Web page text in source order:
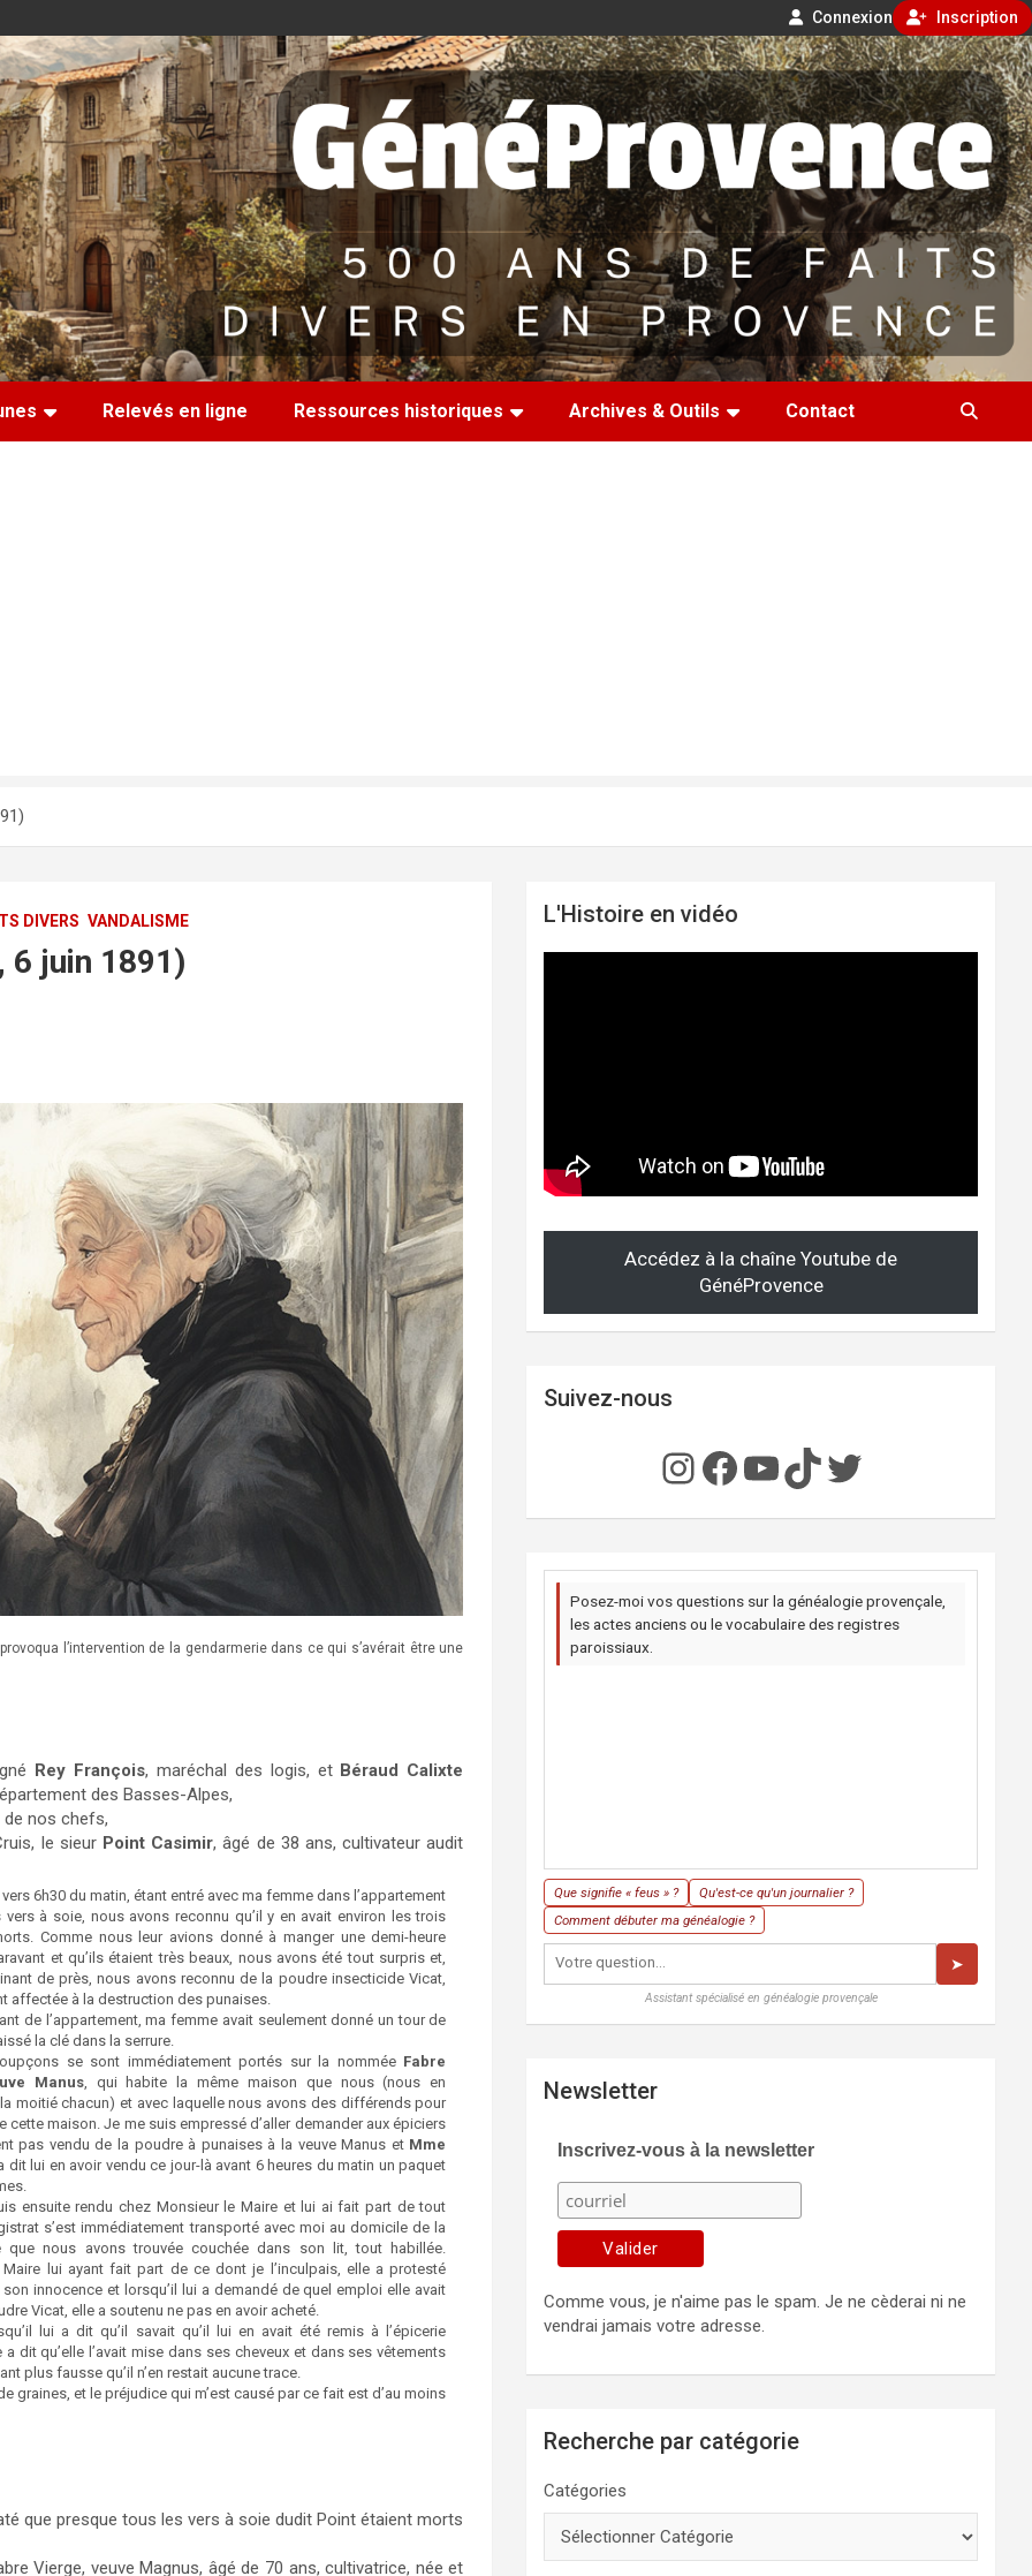
Connexion Inscription
Relevés en ligne Ressources historiques Archives & Outils Contact
DIVERS VANDALISME
6 juin 1891)
l’intervention de la gendarmerie dans ce qui s’avérait être une
Rey François, maréchal des logis, et Béraud Calixte
des Basses-Alpes,
nos chefs,
le sieur Point Casimir, âgé de 38 ans, cultivateur audit
vers 6h30 du matin, étant entré avec ma femme dans l’appartement
à soie, nous avons reconnu qu’il y en avait environ les trois
Comme nous leur avions donné à manger une demi-heure
et qu’ils étaient très beaux, nous avons été tout surpris et,
de près, nous avons reconnu de la poudre insecticide Vicat,
affectée à la destruction des punaises.
de l’appartement, ma femme avait seulement donné un tour de
la clé dans la serrure.
se sont immédiatement portés sur la nommée Fabre
Manus, qui habite la même maison que nous (nous en
moitié chacun) et avec laquelle nous avons des différends pour
cette maison. Je me suis empressé d’aller demander aux épiciers
pas vendu de la poudre à punaises à la veuve Manus et Mme
dit lui en avoir vendu ce jour-là avant 6 heures du matin un paquet
ensuite rendu chez Monsieur le Maire et lui ai fait part de tout
s’est immédiatement transporté avec moi au domicile de la
que nous avons trouvée couchée dans son lit, tout habillée.
lui ayant fait part de ce dont je l’inculpais, elle a protesté
innocence et lorsqu’il lui a demandé de quel emploi elle avait
Vicat, elle a soutenu ne pas en avoir acheté.
lui a dit qu’il savait qu’il lui en avait été remis à l’épicerie
a dit qu’elle l’avait mise dans ses cheveux et dans ses vêtements
plus fausse qu’il n’en restait aucune trace.
graines, et le préjudice qui m’est causé par ce fait est d’au moins
que presque tous les vers à soie dudit Point étaient morts
Vierge, veuve Magnus, âgé de 70 ans, cultivatrice, née et
L'Histoire en vidéo
Accédez à la chaîne Youtube de
GénéProvence
Suivez-nous
Instagram
Facebook
YouTube
TikTok
Twitter
Posez-moi vos questions sur la généalogie provençale,
les actes anciens ou le vocabulaire des registres
paroissiaux.
Que signifie « feus » ?
Qu'est-ce qu'un journalier ?
Comment débuter ma généalogie ?
➤
Assistant spécialisé en généalogie provençale
Newsletter
Inscrivez-vous à la newsletter
Comme vous, je n'aime pas le spam. Je ne cèderai ni ne
vendrai jamais votre adresse.
Recherche par catégorie
Catégories